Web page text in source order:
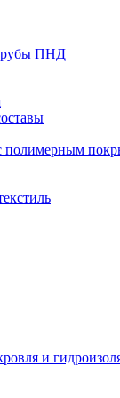
ПНД
полимерным
и